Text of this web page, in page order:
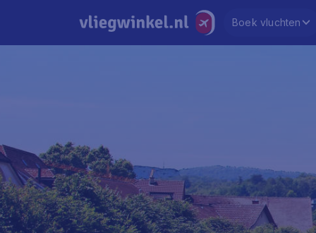
Boek vluchten